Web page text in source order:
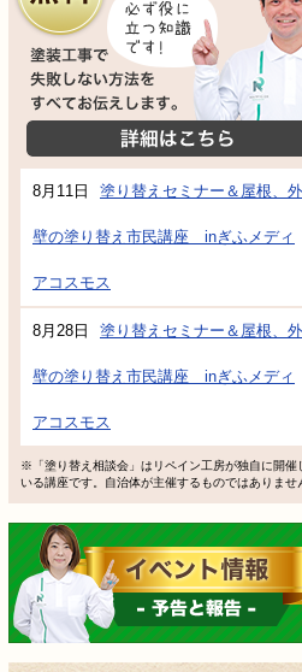
塗装工事で
8月11日 塗り替えセミナー＆屋根、外
壁の塗り替え市民講座 inぎふメディ
アコスモス
8月28日 塗り替えセミナー＆屋根、外
壁の塗り替え市民講座 inぎふメディ
アコスモス
※「塗り替え相談会」はリペイン工房が独自に開催
いる講座です。自治体が主催するものではありませ